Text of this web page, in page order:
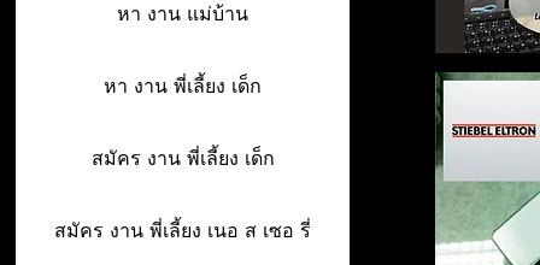
หา งาน แม่บ้าน
หา งาน พี่เลี้ยง เด็ก
สมัคร งาน พี่เลี้ยง เด็ก
สมัคร งาน พี่เลี้ยง เนอ ส เซอ รี่